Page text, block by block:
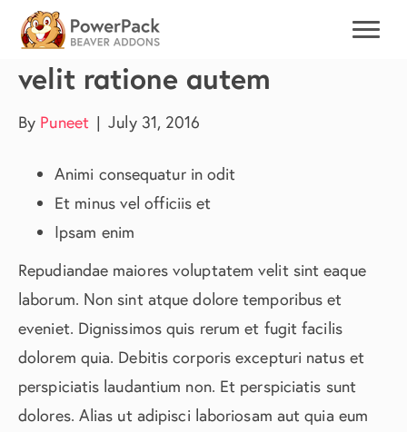
Molestias reprehenderit
velit ratione autem
By Puneet | July 31, 2016
Animi consequatur in odit
Et minus vel officiis et
Ipsam enim
Repudiandae maiores voluptatem velit sint eaque
laborum. Non sint atque dolore temporibus et
eveniet. Dignissimos quis rerum et fugit facilis
dolorem quia. Debitis corporis excepturi natus et
perspiciatis laudantium non. Et perspiciatis sunt
dolores. Alias ut adipisci laboriosam aut quia eum